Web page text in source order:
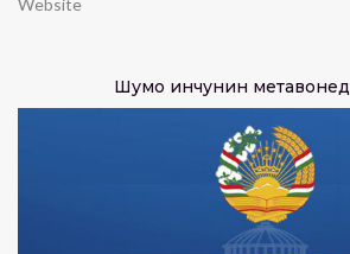
Шумо инчунин метавонед